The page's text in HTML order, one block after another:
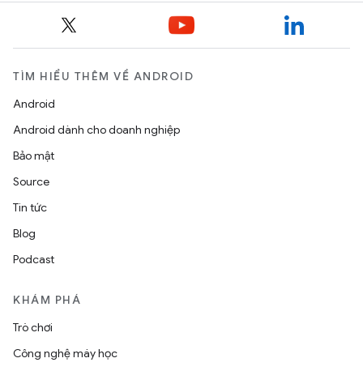
TÌM HIỂU THÊM VỀ ANDROID
Android
Android dành cho doanh nghiệp
Bảo mật
Source
Tin tức
Blog
Podcast
KHÁM PHÁ
Trò chơi
Công nghệ máy học